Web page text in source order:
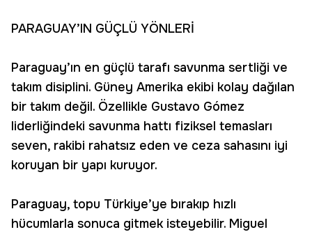
PARAGUAY’IN GÜÇLÜ YÖNLERİ
Paraguay’ın en güçlü tarafı savunma sertliği ve
takım disiplini. Güney Amerika ekibi kolay dağılan
bir takım değil. Özellikle Gustavo Gómez
liderliğindeki savunma hattı fiziksel temasları
seven, rakibi rahatsız eden ve ceza sahasını iyi
koruyan bir yapı kuruyor.
Paraguay, topu Türkiye’ye bırakıp hızlı
hücumlarla sonuca gitmek isteyebilir. Miguel